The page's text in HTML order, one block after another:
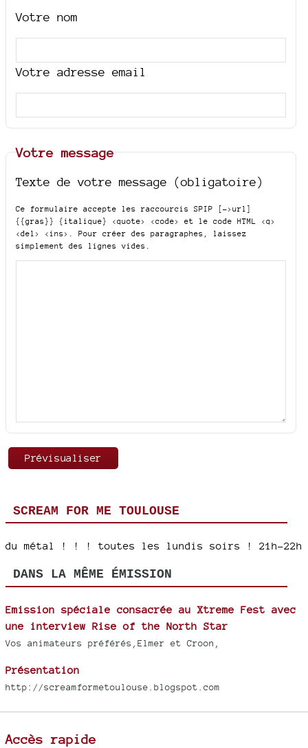
Votre nom
Votre adresse email
Votre message
Texte de votre message (obligatoire)
Ce formulaire accepte les raccourcis SPIP
[->url]
{{gras}} {italique} <quote> <code>
et le code HTML <q>
<del> <ins> . Pour créer des paragraphes, laissez
simplement des lignes vides.
SCREAM FOR ME TOULOUSE
du métal ! ! ! toutes les lundis soirs ! 21h-22h
DANS LA MÊME ÉMISSION
Emission spéciale consacrée au Xtreme Fest avec
une interview Rise of the North Star
Vos animateurs préférés,Elmer et Croon,
Présentation
http://screamformetoulouse.blogspot.com
Accès rapide